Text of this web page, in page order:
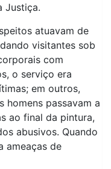
Justiça.
atuavam de
visitantes sob
com
o serviço era
em outros,
homens passavam a
ao final da pintura,
abusivos. Quando
ameaças de